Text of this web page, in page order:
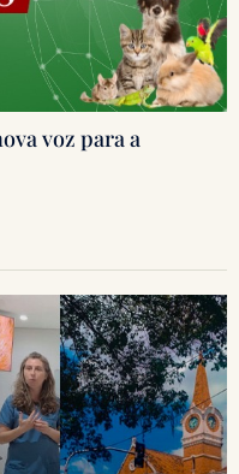
voz para a